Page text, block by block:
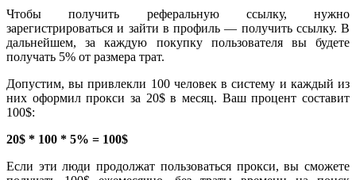
Чтобы получить реферальную ссылку, нужно
зарегистрироваться и зайти в профиль — получить ссылку. В
дальнейшем, за каждую покупку пользователя вы будете
получать 5% от размера трат.
Допустим, вы привлекли 100 человек в систему и каждый из
них оформил прокси за 20$ в месяц. Ваш процент составит
100$:
20$ * 100 * 5% = 100$
Если эти люди продолжат пользоваться прокси, вы сможете